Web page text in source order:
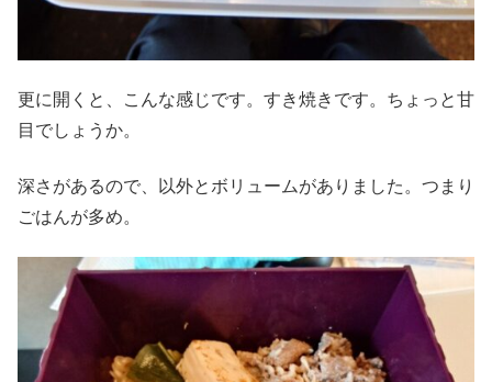
更に開くと、こんな感じです。すき焼きです。ちょっと甘
目でしょうか。
深さがあるので、以外とボリュームがありました。つまり
ごはんが多め。